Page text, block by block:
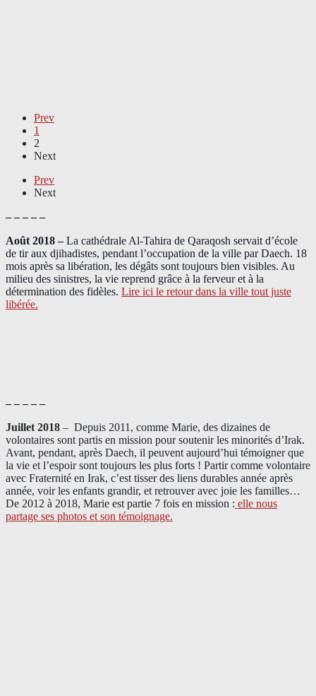
Prev
1
2
Next
Prev
Next
– – – – –
Août 2018–La cathédrale Al-Tahira de Qaraqosh servait d’école
de tir aux djihadistes, pendant l’occupation de la ville par Daech. 18
mois après sa libération, les dégâts sont toujours bien visibles. Au
milieu des sinistres, la vie reprend grâce à la ferveur et à la
détermination des fidèles. Lire ici le retour dans la ville tout juste
libérée.
– – – – –
Juillet 2018 – Depuis 2011, comme Marie, des dizaines de
volontaires sont partis en mission pour soutenir les minorités d’Irak.
Avant, pendant, après Daech, il peuvent aujourd’hui témoigner que
la vie et l’espoir sont toujours les plus forts ! Partir comme volontaire
avec Fraternité en Irak, c’est tisser des liens durables année après
année, voir les enfants grandir, et retrouver avec joie les familles…
De 2012 à 2018, Marie est partie 7 fois en mission : elle nous
partage ses photos et son témoignage.